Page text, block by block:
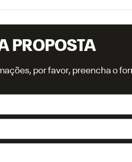
PROPOSTA
por favor, preencha o